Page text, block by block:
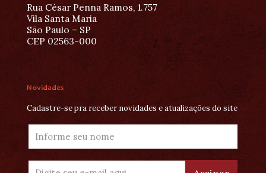
Rua César Penna Ramos, 1.757
Vila Santa Maria
São Paulo – SP
CEP 02563-000
Novidades
Cadastre-se pra receber novidades e atualizações do site